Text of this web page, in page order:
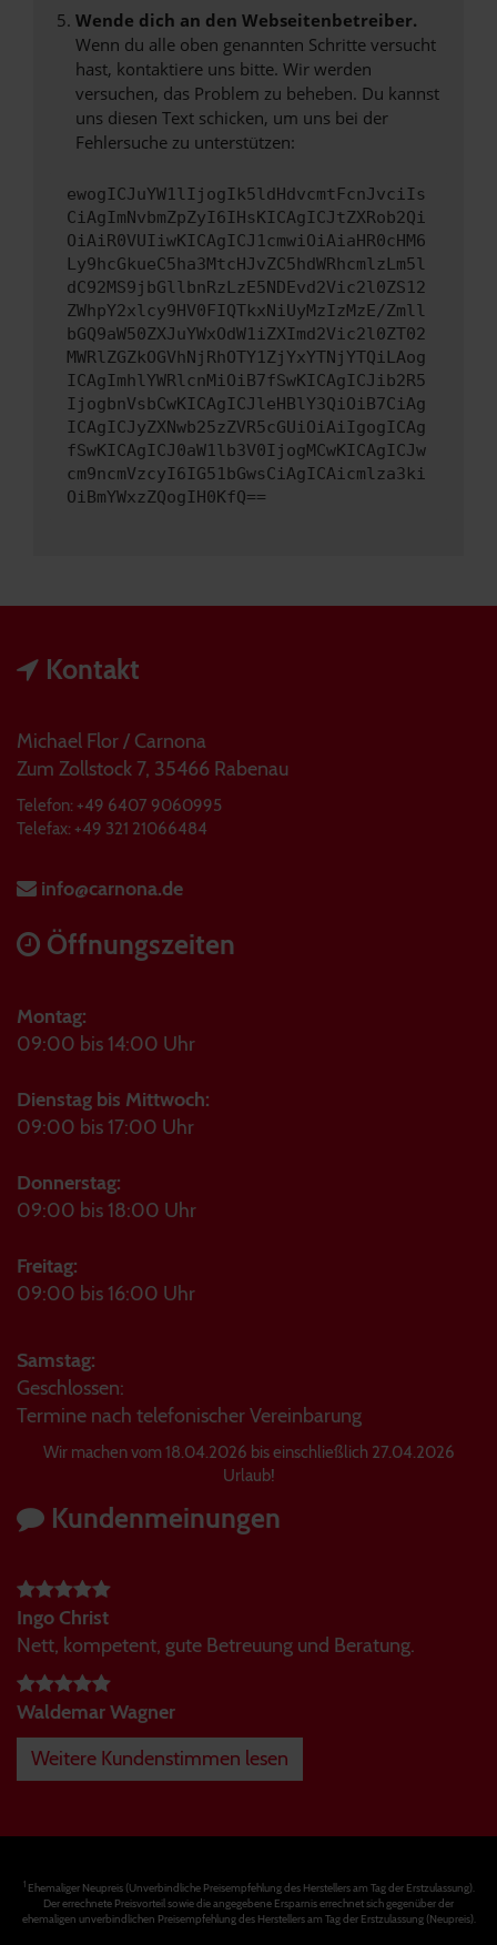
Wende dich an den Webseitenbetreiber.
Wenn du alle oben genannten Schritte versucht
hast, kontaktiere uns bitte. Wir werden
versuchen, das Problem zu beheben. Du kannst
uns diesen Text schicken, um uns bei der
Fehlersuche zu unterstützen:
ewogICJuYW1lIjogIk5ldHdvcmtFcnJvciIs
CiAgImNvbmZpZyI6IHsKICAgICJtZXRob2Qi
OiAiR0VUIiwKICAgICJ1cmwiOiAiaHR0cHM6
Ly9hcGkueC5ha3MtcHJvZC5hdWRhcmlzLm5l
dC92MS9jbGllbnRzLzE5NDEvd2Vic2l0ZS12
ZWhpY2xlcy9HV0FIQTkxNiUyMzIzMzE/Zmll
bGQ9aW50ZXJuYWxOdW1iZXImd2Vic2l0ZT02
MWRlZGZkOGVhNjRhOTY1ZjYxYTNjYTQiLAog
ICAgImhlYWRlcnMiOiB7fSwKICAgICJib2R5
IjogbnVsbCwKICAgICJleHBlY3QiOiB7CiAg
ICAgICJyZXNwb25zZVR5cGUiOiAiIgogICAg
fSwKICAgICJ0aW1lb3V0IjogMCwKICAgICJw
cm9ncmVzcyI6IG51bGwsCiAgICAicmlza3ki
OiBmYWxzZQogIH0KfQ==
Kontakt
Michael Flor / Carnona
Zum Zollstock 7, 35466 Rabenau
Telefon: +49 6407 9060995
Telefax: +49 321 21066484
info@carnona.de
Öffnungszeiten
Montag:
09:00 bis 14:00 Uhr
Dienstag bis Mittwoch:
09:00 bis 17:00 Uhr
Donnerstag:
09:00 bis 18:00 Uhr
Freitag:
09:00 bis 16:00 Uhr
Samstag:
Geschlossen:
Termine nach telefonischer Vereinbarung
Wir machen vom 18.04.2026 bis einschließlich 27.04.2026
Urlaub!
Kundenmeinungen
Ingo Christ
Nett, kompetent, gute Betreuung und Beratung.
Waldemar Wagner
Weitere Kundenstimmen lesen
1Ehemaliger Neupreis (Unverbindliche Preisempfehlung des Herstellers am Tag der Erstzulassung).
Der errechnete Preisvorteil sowie die angegebene Ersparnis errechnet sich gegenüber der
ehemaligen unverbindlichen Preisempfehlung des Herstellers am Tag der Erstzulassung (Neupreis).